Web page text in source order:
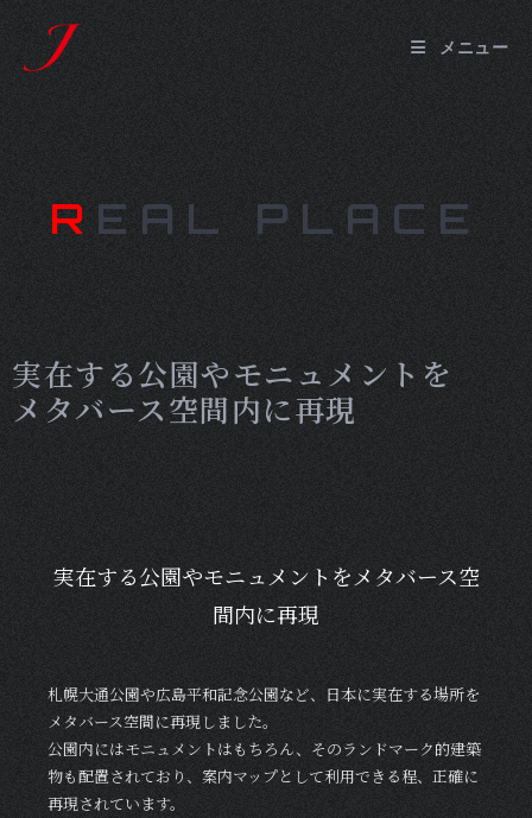
メニュー
R EAL PLACE
実在する公園やモニュメントを
メタバース空間内に再現
実在する公園やモニュメントをメタバース空
間内に再現
札幌大通公園や広島平和記念公園など、日本に実在する場所を
メタバース空間に再現しました。
公園内にはモニュメントはもちろん、そのランドマーク的建築
物も配置されており、案内マップとして利用できる程、正確に
再現されています。